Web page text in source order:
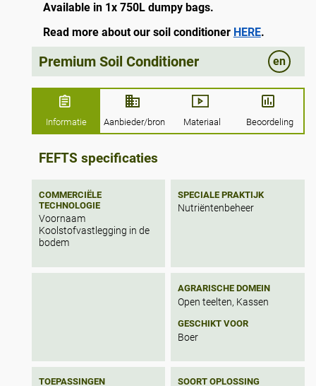
Available in 1x 750L dumpy bags.
Read more about our soil conditioner HERE.
For bulk delivery please contact us via
emailenquiries@sustainablewoodchip.co.ukor
Premium Soil Conditioner en
Informatie Aanbieder/bron Materiaal Beoordeling
FEFTS specificaties
COMMERCIËLE
TECHNOLOGIE
Voornaam
Koolstofvastlegging in de
bodem
SPECIALE PRAKTIJK
Nutriëntenbeheer
AGRARISCHE DOMEIN
Open teelten, Kassen
GESCHIKT VOOR
Boer
TOEPASSINGEN SOORT OPLOSSING